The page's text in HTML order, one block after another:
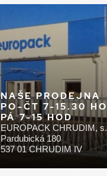
NAŠE PRODEJNA
PO-ČT 7-15.30
PÁ 7-15 HOD
EUROPACK CHRUDIM,
Pardubická 180
537 01 CHRUDIM IV